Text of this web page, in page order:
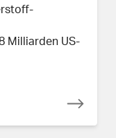
Milliarden US-